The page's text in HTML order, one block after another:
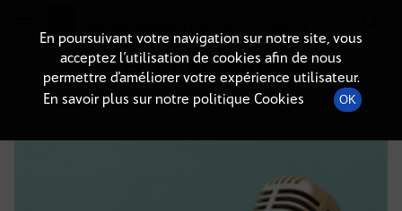
DÉTAILS DE L'ÉPISODE
17 août 2024à 4h59, durée : Invalid date
En poursuivant votre navigation sur notre site, vous
acceptez l’utilisation de cookies afin de nous
permettre d’améliorer votre expérience utilisateur.
En savoir plus sur notre politique Cookies
OK